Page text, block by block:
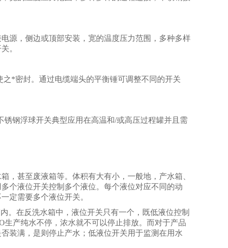
源，侧边或顶部安装，宽的温度压力范围，多种多样
。
*密封。通过电缆端头的平衡锤可调整不同的开关
钢浮球开关典型应用在高温和/或高压过程罐并且需
，甚至废液箱等。体积有大有小，一般地，产水箱、
个液位开关控制多个液位。每个液位对应不同的动
定需要多个液位开关。
。在反洗水箱中，液位开关只有一个，既低液位控制
产纯水不停，浓水就不可以停止排放。而对于产品
装满，是则停止产水；低液位开关用于监测在用水